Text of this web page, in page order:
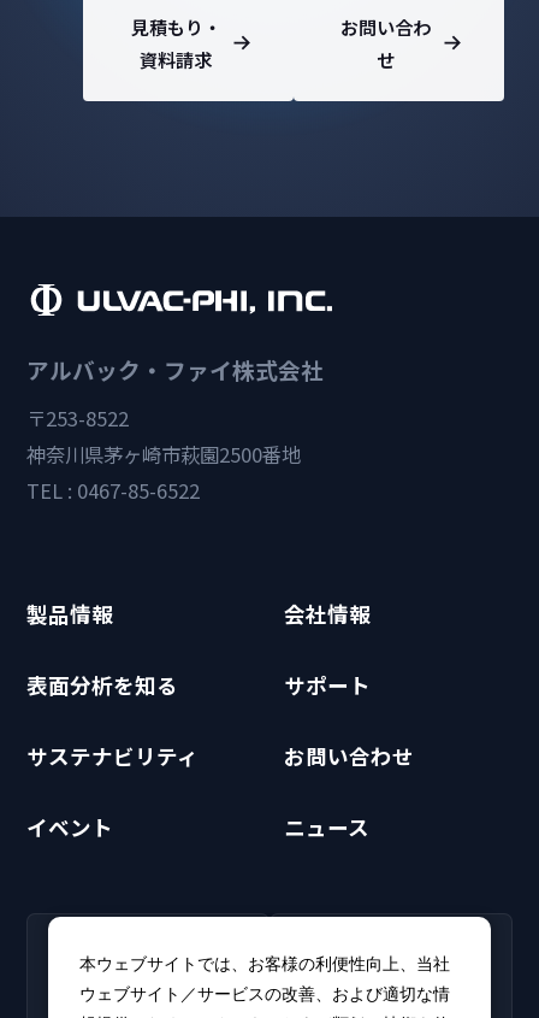
見積もり・
資料請求
お問い合わ
せ
アルバック・ファイ株式会社
〒253-8522
神奈川県茅ヶ崎市萩園2500番地
TEL : 0467-85-6522
製品情報 会社情報
表面分析を知る サポート
サステナビリティ お問い合わせ
イベント ニュース
採用情報
新卒・キャリア採用情報を
CLUB PHI（会員専
用）
本ウェブサイトでは、お客様の利便性向上、当社
ウェブサイト／サービスの改善、および適切な情